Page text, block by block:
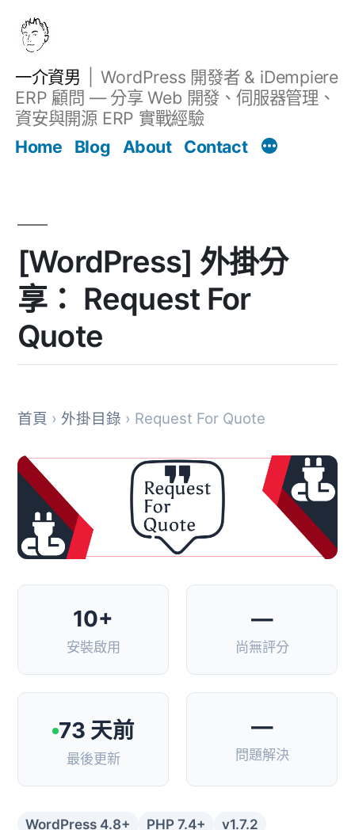
一介資男
WordPress 開發者 & iDempiere
ERP 顧問 — 分享 Web 開發、伺服器管理、
資安與開源 ERP 實戰經驗
Home
Blog About Contact
[WordPress] 外掛分
享： Request For
Quote
首頁 › 外掛目錄 › Request For Quote
10+
安裝啟用
—
尚無評分
73 天前
最後更新
—
問題解決
WordPress 4.8+ PHP 7.4+
v1.7.2
文章